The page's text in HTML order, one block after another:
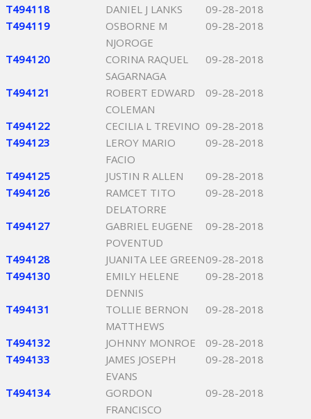
T494118 DANIEL J LANKS
09-28-2018
T494119
OSBORNE M
NJOROGE
09-28-2018
T494120
CORINA RAQUEL
SAGARNAGA
09-28-2018
T494121
ROBERT EDWARD
COLEMAN
09-28-2018
T494122 CECILIA L TREVINO 09-28-2018
T494123
LEROY MARIO
FACIO
09-28-2018
T494125 JUSTIN R ALLEN
09-28-2018
T494126
RAMCET TITO
DELATORRE
09-28-2018
T494127
GABRIEL EUGENE
POVENTUD
09-28-2018
T494128 JUANITA LEE GREEN09-28-2018
T494130
EMILY HELENE
DENNIS
09-28-2018
T494131
TOLLIE BERNON
MATTHEWS
09-28-2018
T494132 JOHNNY MONROE
09-28-2018
T494133
JAMES JOSEPH
EVANS
09-28-2018
T494134
GORDON
FRANCISCO
09-28-2018